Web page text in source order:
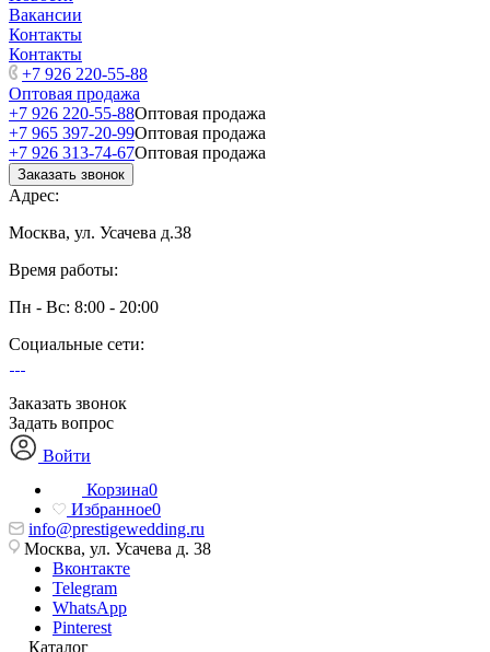
Вакансии
Контакты
Контакты
+7 926 220-55-88
Оптовая продажа
+7 926 220-55-88Оптовая продажа
+7 965 397-20-99Оптовая продажа
+7 926 313-74-67Оптовая продажа
Заказать звонок
Адрес:
Москва, ул. Усачева д.38
Время работы:
Пн - Вс: 8:00 - 20:00
Социальные сети:
Заказать звонок
Задать вопрос
Войти
Корзина0
Избранное0
info@prestigewedding.ru
Москва, ул. Усачева д. 38
Вконтакте
Telegram
WhatsApp
Pinterest
Каталог